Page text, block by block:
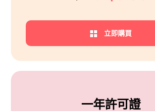
立即購買
一年許可證